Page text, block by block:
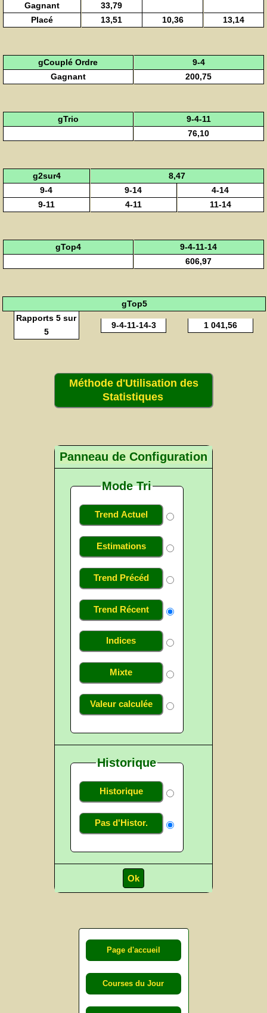
Gagnant
33,79
Placé
13,51 10,36 13,14
gCouplé Ordre
9-4
Gagnant
200,75
gTrio
9-4-11
76,10
g2sur4
8,47
9-4
9-14
4-14
9-11
4-11 11-14
gTop4
9-4-11-14
606,97
gTop5
Rapports 5 sur
5
9-4-11-14-3 1 041,56
Méthode d'Utilisation des
Statistiques
Panneau de Configuration
Mode Tri
Trend Actuel
Estimations
Trend Précéd
Trend Récent
Indices
Mixte
Valeur calculée
Historique
Historique
Pas d'Histor.
Page d'accueil
Courses du Jour